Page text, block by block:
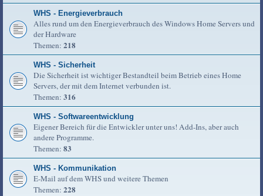
WHS - Energieverbrauch
Alles rund um den Energieverbrauch des Windows Home Servers und
der Hardware
Themen: 218
WHS - Sicherheit
Die Sicherheit ist wichtiger Bestandteil beim Betrieb eines Home
Servers, der mit dem Internet verbunden ist.
Themen: 316
WHS - Softwareentwicklung
Eigener Bereich für die Entwickler unter uns! Add-Ins, aber auch
andere Programme.
Themen: 83
WHS - Kommunikation
E-Mail auf dem WHS und weitere Themen
Themen: 228